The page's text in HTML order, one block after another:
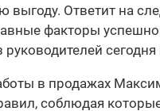
выгоду. Ответит на
факторы
в продажах
соблюдая